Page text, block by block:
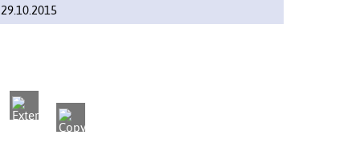
29.10.2015